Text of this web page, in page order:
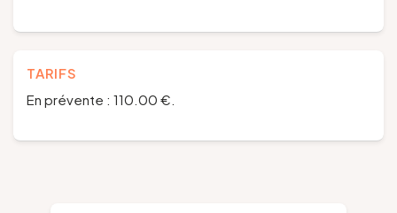
TARIFS
En prévente : 110.00 €.